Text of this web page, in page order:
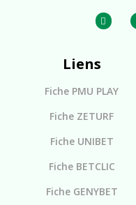
Liens
Fiche PMU PLAY
Fiche ZETURF
Fiche UNIBET
Fiche BETCLIC
Fiche GENYBET